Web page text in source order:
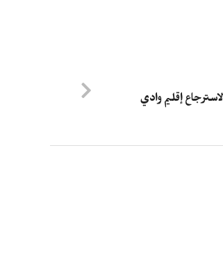
المغاربة يخلدون الذكرى الـ 42 لاسترجاع إقليم وادي